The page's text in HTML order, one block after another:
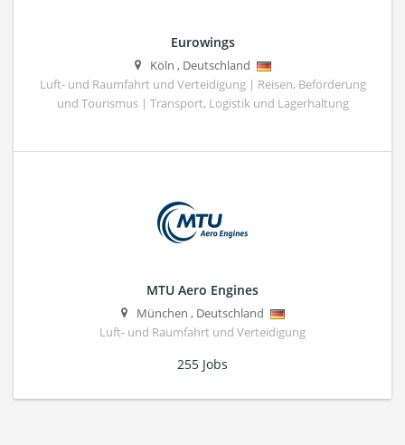
Eurowings
Köln , Deutschland
Luft- und Raumfahrt und Verteidigung | Reisen, Beförderung
und Tourismus | Transport, Logistik und Lagerhaltung
MTU Aero Engines
München , Deutschland
Luft- und Raumfahrt und Verteidigung
255 Jobs